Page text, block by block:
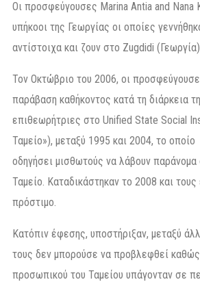
Οι προσφεύγουσες Marina Antia and Nana
υπήκοοι της Γεωργίας οι οποίες
αντίστοιχα και ζουν στο Zugdidi (Γεωργία).
Τον Οκτώβριο του 2006, οι
παράβαση καθήκοντος κατά τη διάρκεια
επιθεωρήτριες στο Unified State Social
Ταμείο»), μεταξύ 1995 και 2004, το
οδηγήσει μισθωτούς να λάβουν παράνομα
Ταμείο. Καταδικάστηκαν το 2008 και τους
πρόστιμο.
Κατόπιν έφεσης, υποστήριξαν, μεταξύ
τους δεν μπορούσε να προβλεφθεί
προσωπικού του Ταμείου υπάγονταν σε